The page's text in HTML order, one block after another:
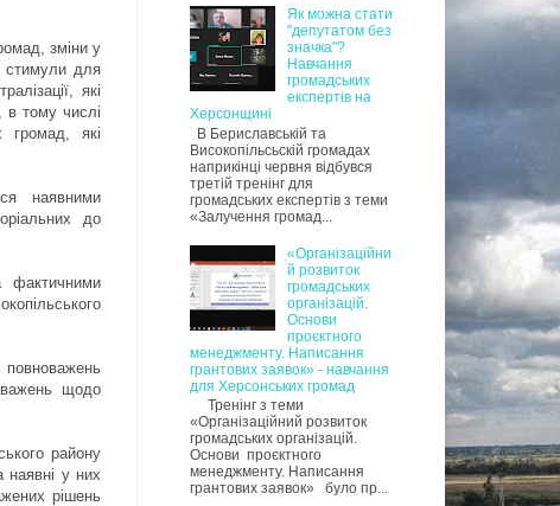
зміни у
стимули для
які
в тому числі
громад, які
наявними
до
фактичними
повноважень
щодо
району
наявні у них
рішень
Як можна стати
"депутатом без
значка"?
Навчання
громадських
експертів на
Херсонщині
В Бериславській та
Високопільсьскій громадах
наприкінці червня відбувся
третій тренінг для
громадських експертів з теми
«Залучення громад...
«Організаційни
й розвиток
громадських
організацій.
Основи
проєктного
менеджменту. Написання
грантових заявок» - навчання
для Херсонських громад
Тренінг з теми
«Організаційний розвиток
громадських організацій.
Основи проєктного
менеджменту. Написання
грантових заявок» було пр...